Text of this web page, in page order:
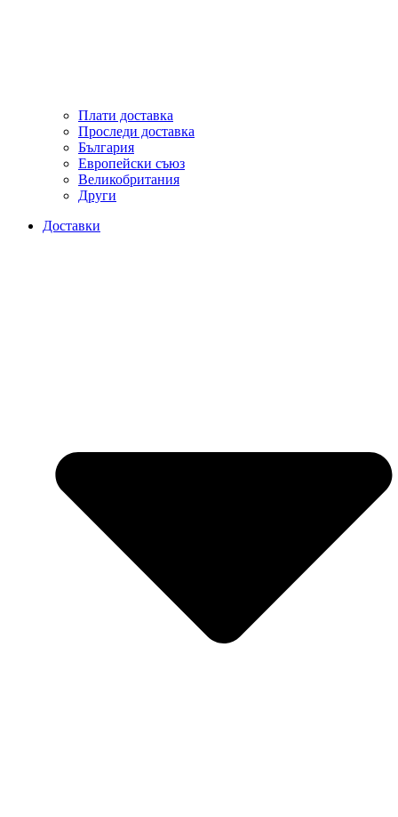
Плати доставка
Проследи доставка
България
Европейски съюз
Великобритания
Други
Доставки